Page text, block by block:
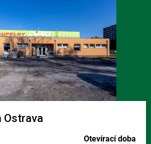
Ostrava
Otevírací doba